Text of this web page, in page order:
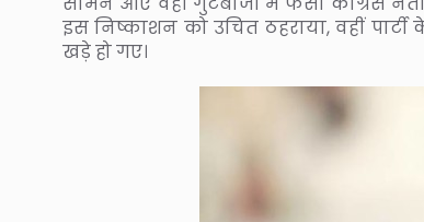
इस निष्काशन को उचित ठहराया, वहीं
खड़े हो गए।